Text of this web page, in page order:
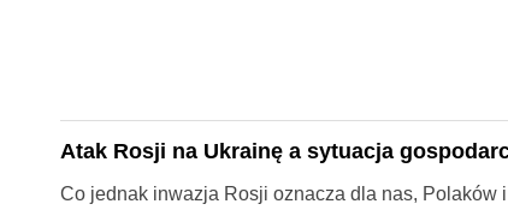
Atak Rosji na Ukrainę a sytuacja
Co jednak inwazja Rosji oznacza dla nas, Polaków